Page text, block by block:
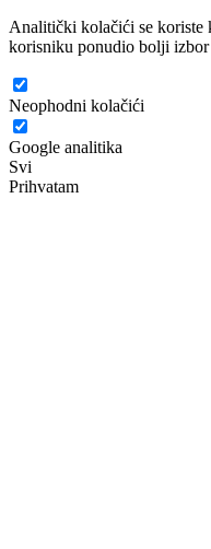
Analitički kolačići se koriste
korisniku ponudio bolji izbor
Neophodni kolačići
Google analitika
Svi
Prihvatam